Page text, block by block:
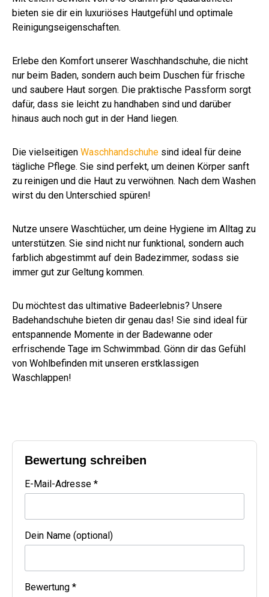
bieten sie dir ein luxuriöses Hautgefühl und optimale
Reinigungseigenschaften.
Erlebe den Komfort unserer Waschhandschuhe, die nicht
nur beim Baden, sondern auch beim Duschen für frische
und saubere Haut sorgen. Die praktische Passform sorgt
dafür, dass sie leicht zu handhaben sind und darüber
hinaus auch noch gut in der Hand liegen.
Die vielseitigen Waschhandschuhe sind ideal für deine
tägliche Pflege. Sie sind perfekt, um deinen Körper sanft
zu reinigen und die Haut zu verwöhnen. Nach dem Washen
wirst du den Unterschied spüren!
Nutze unsere Waschtücher, um deine Hygiene im Alltag zu
unterstützen. Sie sind nicht nur funktional, sondern auch
farblich abgestimmt auf dein Badezimmer, sodass sie
immer gut zur Geltung kommen.
Du möchtest das ultimative Badeerlebnis? Unsere
Badehandschuhe bieten dir genau das! Sie sind ideal für
entspannende Momente in der Badewanne oder
erfrischende Tage im Schwimmbad. Gönn dir das Gefühl
von Wohlbefinden mit unseren erstklassigen
Waschlappen!
Bewertung schreiben
E-Mail-Adresse *
Dein Name (optional)
Bewertung *